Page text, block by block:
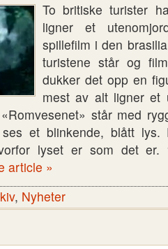
To britiske turister
ligner et
spillefilm i den
turistene står og
dukker det opp en
mest av alt ligner et
står med
et blinkende, blått lys.
lyset er som det er.
article »
, Nyheter